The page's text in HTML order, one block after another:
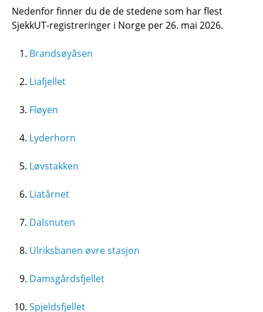
Nedenfor finner du de de stedene som har flest
SjekkUT-registreringer i Norge per 26. mai 2026.
Brandsøyåsen
Liafjellet
Fløyen
Lyderhorn
Løvstakken
Liatårnet
Dalsnuten
Ulriksbanen øvre stasjon
Damsgårdsfjellet
Spjeldsfjellet